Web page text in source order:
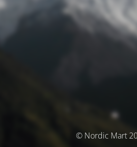
© Nordic Mart